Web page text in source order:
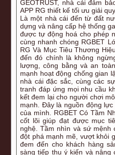
GEOTRUST, nhà cái đảm
APP RG thiết kế tối ưu giải
Là một nhà cái đến từ đất
dựng và nâng cấp hệ thống
được tự động hoá cho phép
cùng nhanh chóng RGBET
RG Và Mục Tiêu Thương
đến đó chính là không
lượng, công bằng và an
mạnh hoạt động chống gian
nhà cái đặc sắc, cùng các
tranh đáp ứng mọi nhu cầu
kết đem lại cho người chơi
mạnh. Đây là nguồn động
của mình. RGBET Có Tầm
cốt lõi giúp đạt được mục
nghệ. Tầm nhìn và sứ mệnh
đột phá mạnh mẽ, vượt khỏi
đem đến cho khách hàng
sàng tiếp thu ý kiến và